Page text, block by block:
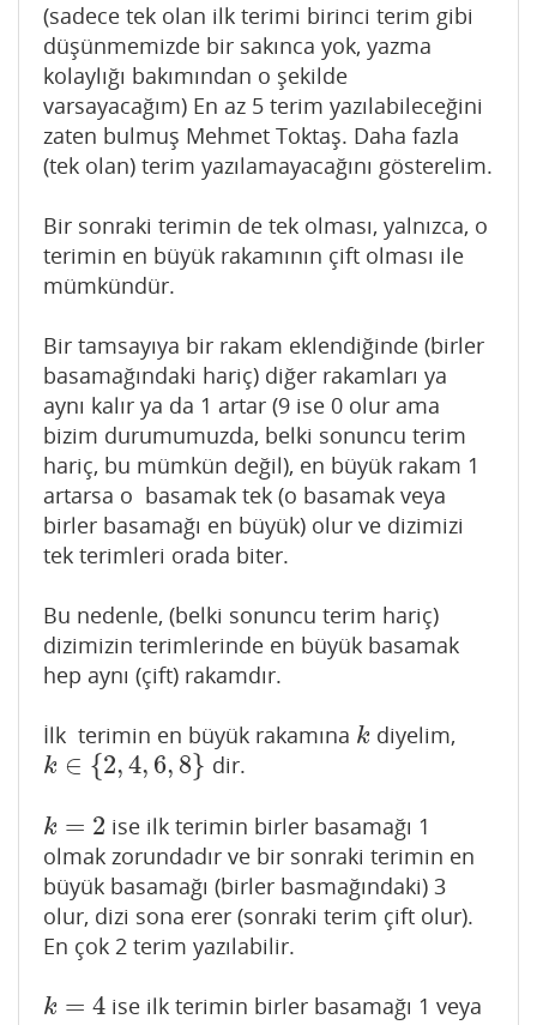
(sadece tek olan ilk terimi birinci terim gibi
düşünmemizde bir sakınca yok, yazma
kolaylığı bakımından o şekilde
varsayacağım) En az 5 terim yazılabileceğini
zaten bulmuş Mehmet Toktaş. Daha fazla
(tek olan) terim yazılamayacağını gösterelim.
Bir sonraki terimin de tek olması, yalnızca, o
terimin en büyük rakamının çift olması ile
mümkündür.
Bir tamsayıya bir rakam eklendiğinde (birler
basamağındaki hariç) diğer rakamları ya
aynı kalır ya da 1 artar (9 ise 0 olur ama
bizim durumumuzda, belki sonuncu terim
hariç, bu mümkün değil), en büyük rakam 1
artarsa o basamak tek (o basamak veya
birler basamağı en büyük) olur ve dizimizi
tek terimleri orada biter.
Bu nedenle, (belki sonuncu terim hariç)
dizimizin terimlerinde en büyük basamak
hep aynı (çift) rakamdır.
İlk terimin en büyük rakamına k
k diyelim,
k ∈ {2,4, 6, 8}
k∈{ 2, 4,6 ,8} dir.
k = 2
k= 2
ise ilk terimin birler basamağı 1
olmak zorundadır ve bir sonraki terimin en
büyük basamağı (birler basmağındaki) 3
olur, dizi sona erer (sonraki terim çift olur).
En çok 2 terim yazılabilir.
k = 4
k= 4
ise ilk terimin birler basamağı 1 veya